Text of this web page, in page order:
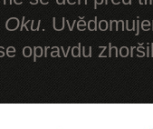
Oku.
opravdu